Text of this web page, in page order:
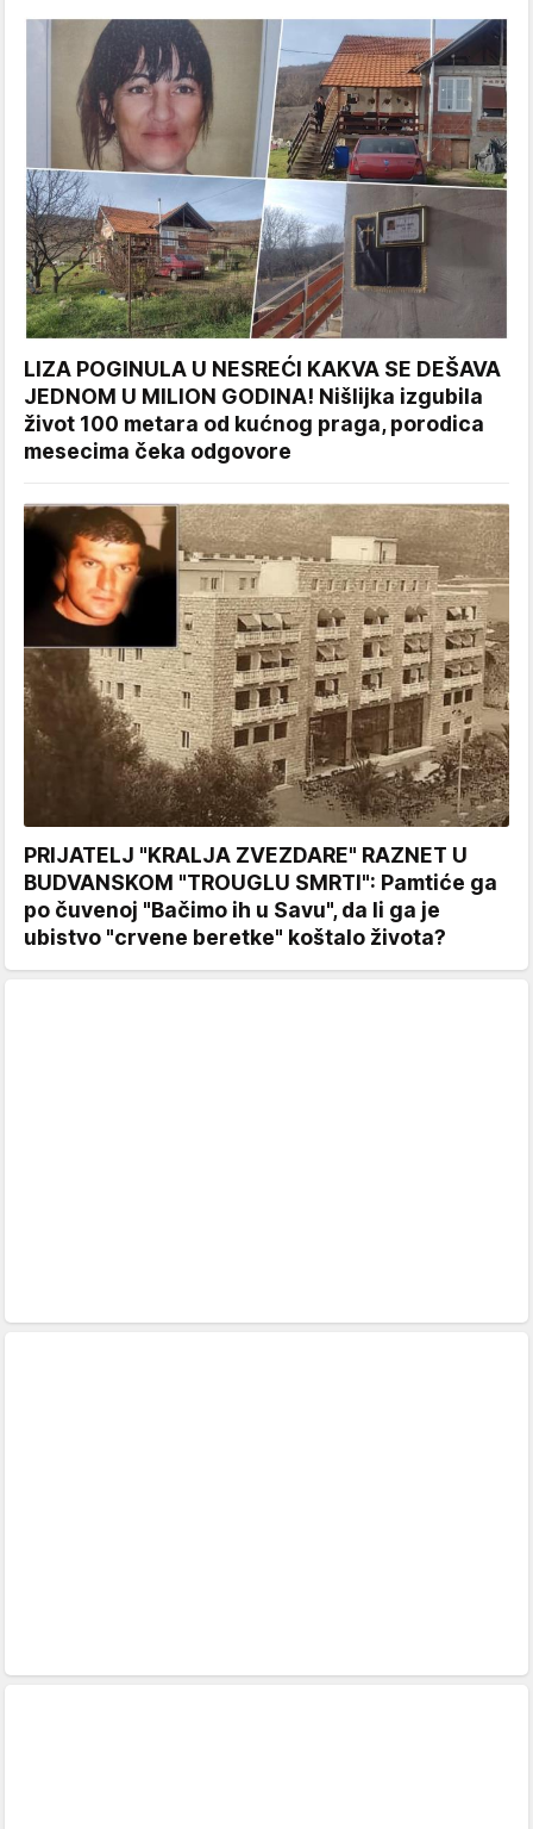
LIZA POGINULA U NESREĆI KAKVA SE DEŠAVA
JEDNOM U MILION GODINA! Nišlijka izgubila
život 100 metara od kućnog praga, porodica
mesecima čeka odgovore
PRIJATELJ "KRALJA ZVEZDARE" RAZNET U
BUDVANSKOM "TROUGLU SMRTI": Pamtiće ga
po čuvenoj "Bačimo ih u Savu", da li ga je
ubistvo "crvene beretke" koštalo života?